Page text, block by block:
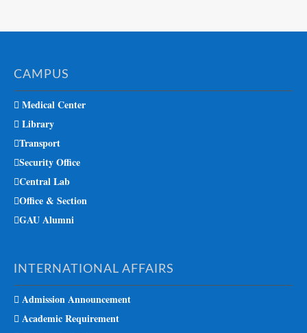
CAMPUS
Medical Center
Library
Transport
Security Office
Central Lab
Office & Section
GAU Alumni
INTERNATIONAL AFFAIRS
Admission Announcement
Academic Requirement